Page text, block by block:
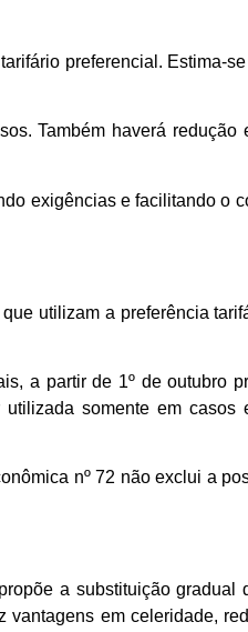
preferencial. Estima-
Também haverá redução
exigências e facilitando o
utilizam a preferência
a partir de 1º de outubro
somente em casos
nº 72 não exclui a
a substituição gradual
vantagens em celeridade,